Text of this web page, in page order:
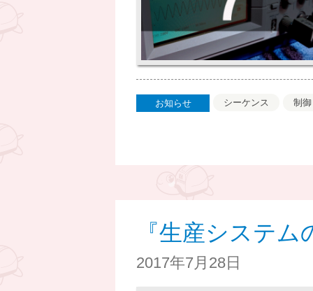
お知らせ シーケンス 制御
『生産システ
2017年7月28日